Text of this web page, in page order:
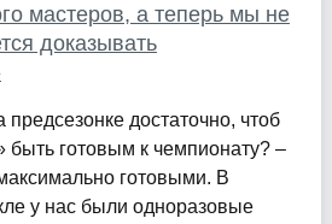
мастеров, а теперь мы не
доказывать
достаточно, чтоб
готовым к чемпионату? –
готовыми. В
у нас были одноразовые